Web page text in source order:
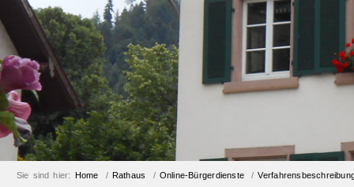
Sie sind hier: Home / Rathaus / Online-Bürgerdienste /